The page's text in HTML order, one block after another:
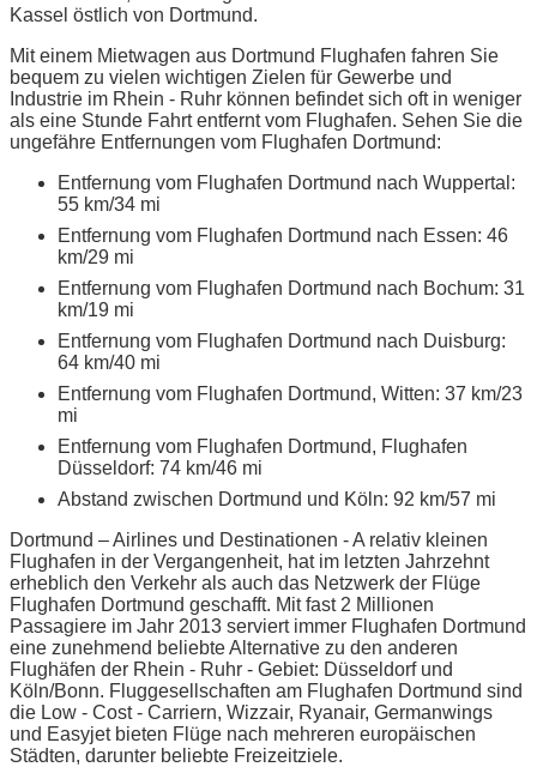
Kassel östlich von Dortmund.
Mit einem Mietwagen aus Dortmund Flughafen fahren Sie
bequem zu vielen wichtigen Zielen für Gewerbe und
Industrie im Rhein - Ruhr können befindet sich oft in weniger
als eine Stunde Fahrt entfernt vom Flughafen. Sehen Sie die
ungefähre Entfernungen vom Flughafen Dortmund:
Entfernung vom Flughafen Dortmund nach Wuppertal:
55 km/34 mi
Entfernung vom Flughafen Dortmund nach Essen: 46
km/29 mi
Entfernung vom Flughafen Dortmund nach Bochum: 31
km/19 mi
Entfernung vom Flughafen Dortmund nach Duisburg:
64 km/40 mi
Entfernung vom Flughafen Dortmund, Witten: 37 km/23
mi
Entfernung vom Flughafen Dortmund, Flughafen
Düsseldorf: 74 km/46 mi
Abstand zwischen Dortmund und Köln: 92 km/57 mi
Dortmund – Airlines und Destinationen - A relativ kleinen
Flughafen in der Vergangenheit, hat im letzten Jahrzehnt
erheblich den Verkehr als auch das Netzwerk der Flüge
Flughafen Dortmund geschafft. Mit fast 2 Millionen
Passagiere im Jahr 2013 serviert immer Flughafen Dortmund
eine zunehmend beliebte Alternative zu den anderen
Flughäfen der Rhein - Ruhr - Gebiet: Düsseldorf und
Köln/Bonn. Fluggesellschaften am Flughafen Dortmund sind
die Low - Cost - Carriern, Wizzair, Ryanair, Germanwings
und Easyjet bieten Flüge nach mehreren europäischen
Städten, darunter beliebte Freizeitziele.